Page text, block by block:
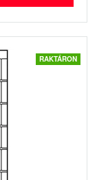
RAKTÁRON